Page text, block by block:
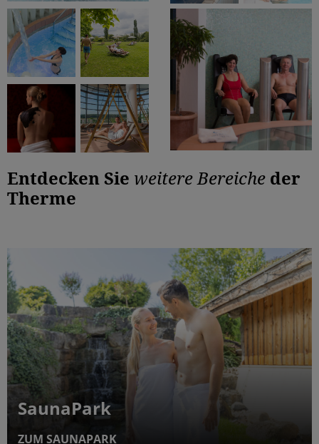
Entdecken Sie weitere Bereiche der
Therme
SaunaPark
ZUM SAUNAPARK